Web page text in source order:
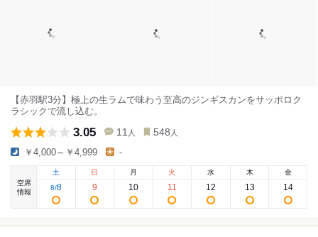
【赤羽駅3分】極上の生ラムで味わう至高のジンギスカンをサッポロク
ラシックで流し込む。
3.05 11 人 548 人
￥4,000～￥4,999 -
空席
情報
土
8/8
日
9
月
10
火
11
水
12
木
13
金
14